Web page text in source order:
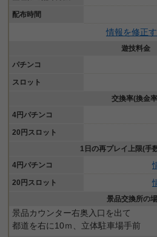
配布時間
情報を修正
遊技料金
パチンコ
スロット
交換率(換金
4円パチンコ
20円スロット
1日の再プレイ上限(手
4円パチンコ
20円スロット
景品交換所の
景品カウンター右奥入口を出て
都道を右に10ｍ、立体駐車場手前